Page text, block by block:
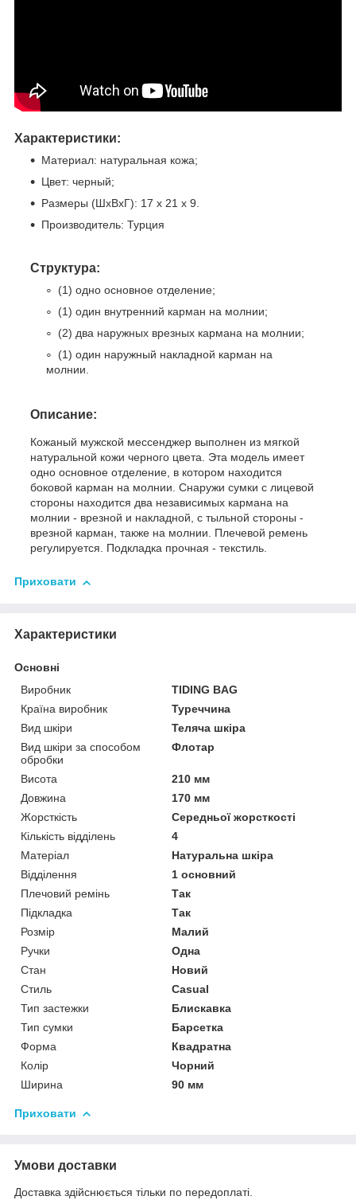
Характеристики:
Материал: натуральная кожа;
Цвет: черный;
Размеры (ШхВхГ): 17 x 21 x 9.
Производитель: Турция
Структура:
(1) одно основное отделение;
(1) один внутренний карман на молнии;
(2) два наружных врезных кармана на молнии;
(1) один наружный накладной карман на
молнии.
Описание:
Кожаный мужской мессенджер выполнен из мягкой
натуральной кожи черного цвета. Эта модель имеет
одно основное отделение, в котором находится
боковой карман на молнии. Снаружи сумки с лицевой
стороны находится два независимых кармана на
молнии - врезной и накладной, с тыльной стороны -
врезной карман, также на молнии. Плечевой ремень
регулируется. Подкладка прочная - текстиль.
Приховати
Характеристики
Основні
Виробник
TIDING BAG
Країна виробник
Туреччина
Вид шкіри
Теляча шкіра
Вид шкіри за способом
обробки
Флотар
Висота
210 мм
Довжина
170 мм
Жорсткість
Середньої жорсткості
Кількість відділень
4
Матеріал
Натуральна шкіра
Відділення
1 основний
Плечовий ремінь
Так
Підкладка
Так
Розмір
Малий
Ручки
Одна
Стан
Новий
Стиль
Casual
Тип застежки
Блискавка
Тип сумки
Барсетка
Форма
Квадратна
Колір
Чорний
Ширина
90 мм
Приховати
Умови доставки
Доставка здійснюється тільки по передоплаті.